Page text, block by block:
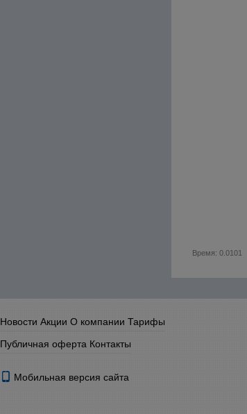
Время: 0.0101
Новости Акции О компании Тарифы
Публичная оферта Контакты
Мобильная версия сайта